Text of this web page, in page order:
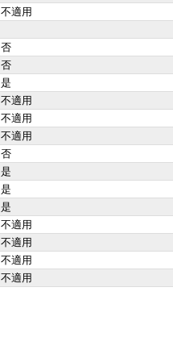
不適用
否
否
是
不適用
不適用
不適用
否
是
是
是
不適用
不適用
不適用
不適用